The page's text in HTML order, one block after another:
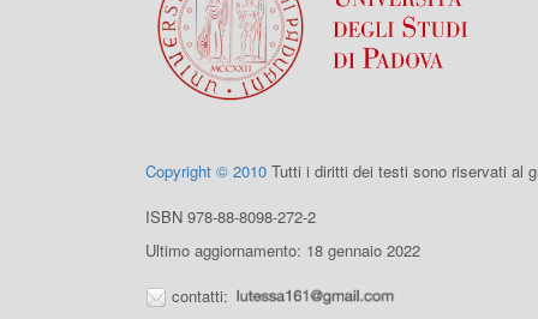
Copyright © 2010 Tutti i diritti dei testi sono riservati al
ISBN 978-88-8098-272-2
Ultimo aggiornamento: 18 gennaio 2022
contatti: